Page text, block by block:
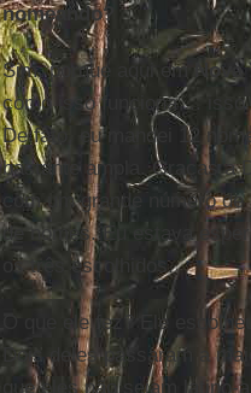
nomeando?
Sim, porque aqui em Nova
como isso funciona ...
De fato, eu mandei 12
bastante ampla. Graças a
com um grande número
de nomes. Eu estava
os três escolhidos.
O que ele fez? Ele
Dois deles passaram a
que eles não sejam